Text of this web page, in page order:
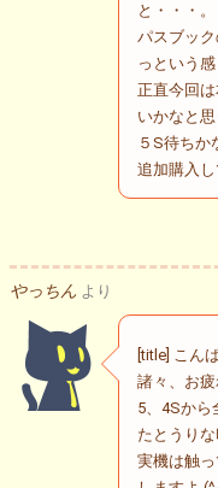
と・・・。
パスブッ
っという
正直今回
いかなと思
５S待ちか
追加購入し
やっちん より
[title] こん
諸々、お
5、4Sから
たとうり
実機は触